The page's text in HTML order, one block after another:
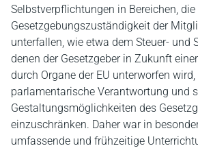
Selbstverpflichtungen in Bereichen, die
Gesetzgebungszuständigkeit der
unterfallen, wie etwa dem Steuer- und
denen der Gesetzgeber in Zukunft
durch Organe der EU unterworfen
parlamentarische Verantwortung und
Gestaltungsmöglichkeiten des
einzuschränken. Daher war in
umfassende und frühzeitige